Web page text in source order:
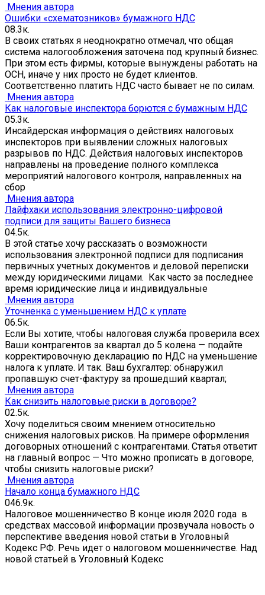
Мнения автора
Ошибки «схематозников» бумажного НДС
08.3к.
В своих статьях я неоднократно отмечал, что общая
система налогообложения заточена под крупный бизнес.
При этом есть фирмы, которые вынуждены работать на
ОСН, иначе у них просто не будет клиентов.
Соответственно платить НДС часто бывает не по силам.
Мнения автора
Как налоговые инспектора борются с бумажным НДС
05.3к.
Инсайдерская информация о действиях налоговых
инспекторов при выявлении сложных налоговых
разрывов по НДС. Действия налоговых инспекторов
направлены на проведение полного комплекса
мероприятий налогового контроля, направленных на
сбор
Мнения автора
Лайфхаки использования электронно-цифровой
подписи для защиты Вашего бизнеса
04.5к.
В этой статье хочу рассказать о возможности
использования электронной подписи для подписания
первичных учетных документов и деловой переписки
между юридическими лицами. Как часто за последнее
время юридические лица и индивидуальные
Мнения автора
Уточненка с уменьшением НДС к уплате
06.5к.
Если Вы хотите, чтобы налоговая служба проверила всех
Ваши контрагентов за квартал до 5 колена — подайте
корректировочную декларацию по НДС на уменьшение
налога к уплате. И так. Ваш бухгалтер: обнаружил
пропавшую счет-фактуру за прошедший квартал;
Мнения автора
Как снизить налоговые риски в договоре?
02.5к.
Хочу поделиться своим мнением относительно
снижения налоговых рисков. На примере оформления
договорных отношений с контрагентами. Статья ответит
на главный вопрос — Что можно прописать в договоре,
чтобы снизить налоговые риски?
Мнения автора
Начало конца бумажного НДС
046.9к.
Налоговое мошенничество В конце июля 2020 года в
средствах массовой информации прозвучала новость о
перспективе введения новой статьи в Уголовный
Кодекс РФ. Речь идет о налоговом мошенничестве. Над
новой статьей в Уголовный Кодекс